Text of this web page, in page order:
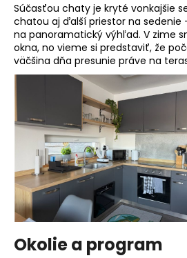
Súčasťou chaty je kryté vonkajšie
chatou aj ďalší priestor na sedenie
na panoramatický výhľad. V zime
okna, no vieme si predstaviť, že
väčšina dňa presunie práve na
Okolie a program